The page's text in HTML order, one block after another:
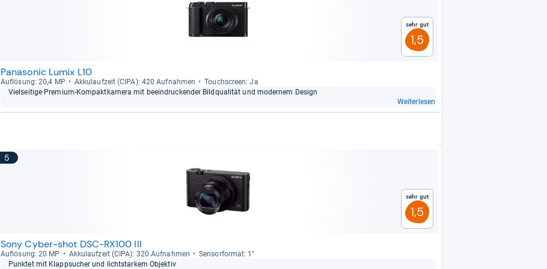
Sehr gut
1,5
Panasonic Lumix L10
Auf­lö­sung: 20,4 MP Akku­lauf­zeit (CIPA): 420 Auf­nah­men
Touch­s­creen: Ja
Viel­sei­tige Pre­mium-​Kom­pakt­ka­mera mit beein­dru­cken­der Bild­qua­li­tät und moder­nem Design
Weiterlesen
5
Sehr gut
1,5
Sony Cyber-shot DSC-RX100 III
Auf­lö­sung: 20 MP Akku­lauf­zeit (CIPA): 320 Auf­nah­men
Sen­sor­for­mat: 1"
Punk­tet mit Klapp­su­cher und licht­star­kem Objek­tiv